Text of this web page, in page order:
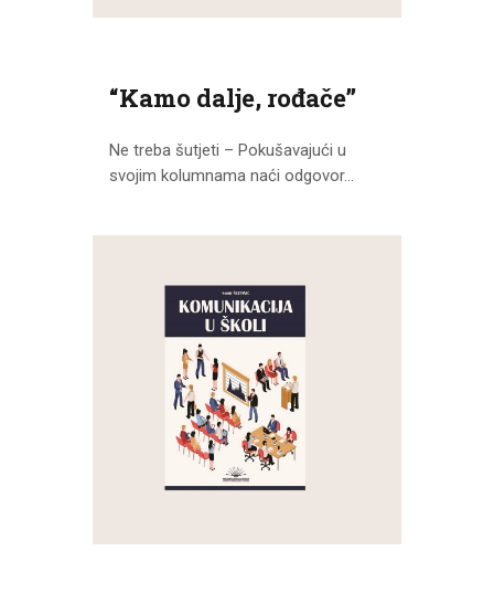
“Kamo dalje, rođače”
Ne treba šutjeti – Pokušavajući u
svojim kolumnama naći odgovor...